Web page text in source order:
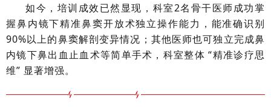
如今，培训成效已然显现，科室2名骨干医师成功掌
握鼻内镜下精准鼻窦开放术独立操作能力，能准确识别
90%以上的鼻窦解剖变异情况；其他医师也可独立完成鼻
内镜下鼻出血止血术等简单手术，科室整体 “精准诊疗思
维” 显著增强。